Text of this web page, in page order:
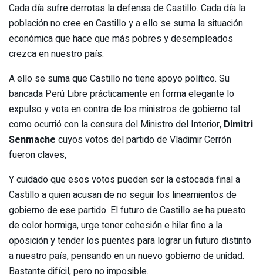
Cada día sufre derrotas la defensa de Castillo. Cada día la
población no cree en Castillo y a ello se suma la situación
económica que hace que más pobres y desempleados
crezca en nuestro país.
A ello se suma que Castillo no tiene apoyo político. Su
bancada Perú Libre prácticamente en forma elegante lo
expulso y vota en contra de los ministros de gobierno tal
como ocurrió con la censura del Ministro del Interior, Dimitri
Senmache cuyos votos del partido de Vladimir Cerrón
fueron claves,
Y cuidado que esos votos pueden ser la estocada final a
Castillo a quien acusan de no seguir los lineamientos de
gobierno de ese partido. El futuro de Castillo se ha puesto
de color hormiga, urge tener cohesión e hilar fino a la
oposición y tender los puentes para lograr un futuro distinto
a nuestro país, pensando en un nuevo gobierno de unidad.
Bastante difícil, pero no imposible.